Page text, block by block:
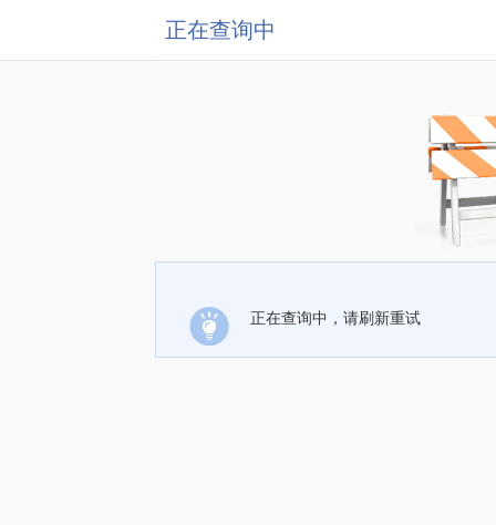
正在查询中
正在查询中，请刷新重试